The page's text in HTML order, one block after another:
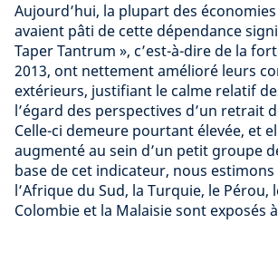
Aujourd’hui, la plupart des
avaient pâti de cette dépendance
Taper Tantrum », c’est-à-dire de la
2013, ont nettement amélioré leurs
extérieurs, justifiant le calme relatif
l’égard des perspectives d’un retrait
Celle-ci demeure pourtant élevée, et
augmenté au sein d’un petit groupe
base de cet indicateur, nous
l’Afrique du Sud, la Turquie, le Pérou,
Colombie et la Malaisie sont exposés